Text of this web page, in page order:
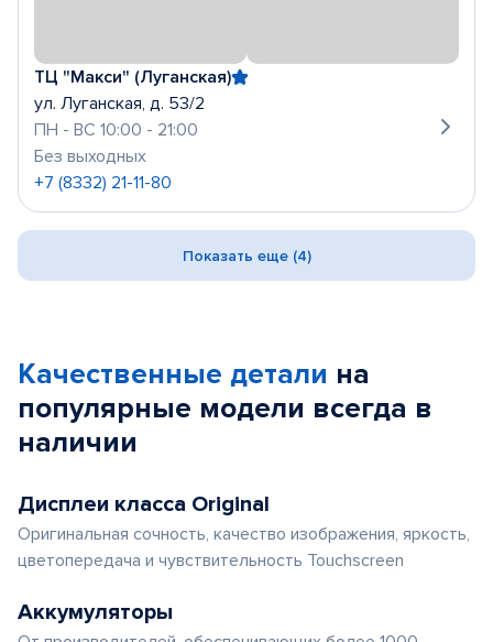
ТЦ "Макси" (Луганская)
ул. Луганская, д. 53/2
ПН - ВС 10:00 - 21:00
Без выходных
+7 (8332) 21-11-80
Показать еще (4)
Качественные детали на
популярные модели всегда в
наличии
Дисплеи класса Original
Оригинальная сочность, качество изображения, яркость,
цветопередача и чувствительность Touchscreen
Аккумуляторы